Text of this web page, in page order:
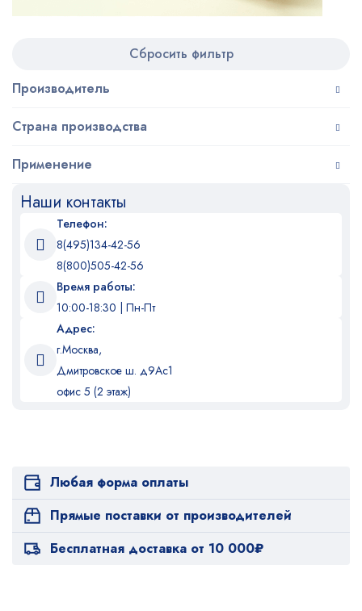
Сбросить фильтр
Производитель
Страна производства
Применение
Наши контакты
Телефон:
8(495)134-42-56
8(800)505-42-56
Время работы:
10:00-18:30 | Пн-Пт
Адрес:
г.Москва,
Дмитровское ш. д9Ас1
офис 5 (2 этаж)
Любая форма оплаты
Прямые поставки от производителей
Бесплатная доставка от 10 000₽